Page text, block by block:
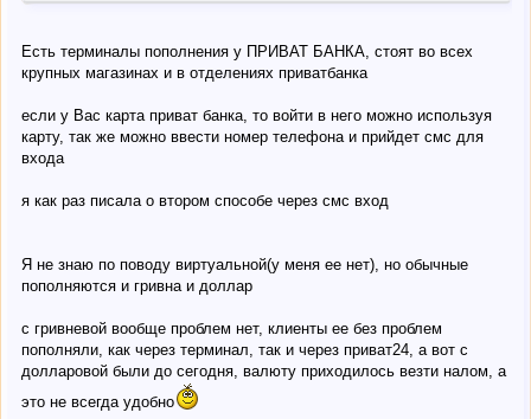
А по поводу безопасности - это другой вопрос. Всякие
бывают и люди надежные (просто деньги передать нужно).
Есть терминалы пополнения у ПРИВАТ БАНКА, стоят во всех
крупных магазинах и в отделениях приватбанка
если у Вас карта приват банка, то войти в него можно используя
карту, так же можно ввести номер телефона и прийдет смс для
входа
я как раз писала о втором способе через смс вход
Я не знаю по поводу виртуальной(у меня ее нет), но обычные
пополняются и гривна и доллар
с гривневой вообще проблем нет, клиенты ее без проблем
пополняли, как через терминал, так и через приват24, а вот с
долларовой были до сегодня, валюту приходилось везти налом, а
это не всегда удобно